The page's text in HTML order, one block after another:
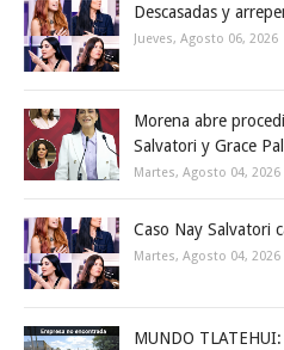
Descasadas y
Jueves, Agosto 06, 2026
Morena abre
Salvatori y Grace
Martes, Agosto 04, 2026
Caso Nay Salvatori
Martes, Agosto 04, 2026
MUNDO